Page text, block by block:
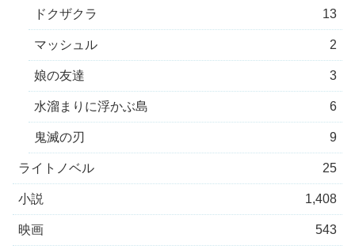
ドクザクラ 13
マッシュル 2
娘の友達 3
水溜まりに浮かぶ島 6
鬼滅の刃 9
ライトノベル 25
小説 1,408
映画 543